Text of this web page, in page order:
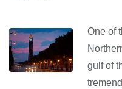
One of
gulf of